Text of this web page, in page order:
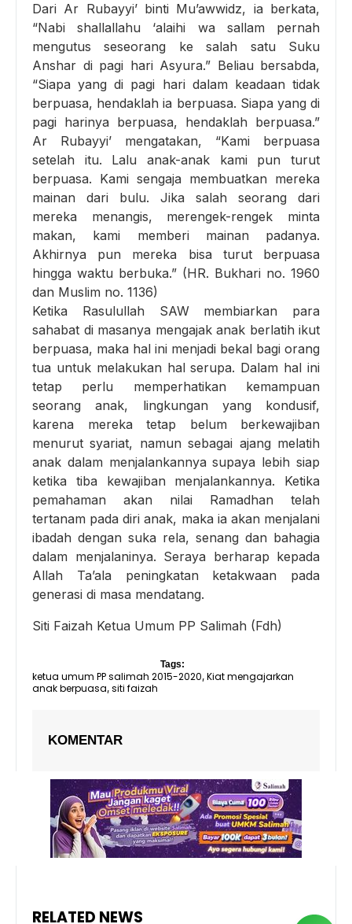
Dari Ar Rubayyi’ binti Mu’awwidz, ia berkata,
“Nabi shallallahu ‘alaihi wa sallam pernah
mengutus seseorang ke salah satu Suku
Anshar di pagi hari Asyura.” Beliau bersabda,
“Siapa yang di pagi hari dalam keadaan tidak
berpuasa, hendaklah ia berpuasa. Siapa yang di
pagi harinya berpuasa, hendaklah berpuasa.”
Ar Rubayyi’ mengatakan, “Kami berpuasa
setelah itu. Lalu anak-anak kami pun turut
berpuasa. Kami sengaja membuatkan mereka
mainan dari bulu. Jika salah seorang dari
mereka menangis, merengek-rengek minta
makan, kami memberi mainan padanya.
Akhirnya pun mereka bisa turut berpuasa
hingga waktu berbuka.” (HR. Bukhari no. 1960
dan Muslim no. 1136)
Ketika Rasulullah SAW membiarkan para
sahabat di masanya mengajak anak berlatih ikut
berpuasa, maka hal ini menjadi bekal bagi orang
tua untuk melakukan hal serupa. Dalam hal ini
tetap perlu memperhatikan kemampuan
seorang anak, lingkungan yang kondusif,
karena mereka tetap belum berkewajiban
menurut syariat, namun sebagai ajang melatih
anak dalam menjalankannya supaya lebih siap
ketika tiba kewajiban menjalankannya. Ketika
pemahaman akan nilai Ramadhan telah
tertanam pada diri anak, maka ia akan menjalani
ibadah dengan suka rela, senang dan bahagia
dalam menjalaninya. Seraya berharap kepada
Allah Ta’ala peningkatan ketakwaan pada
generasi di masa mendatang.
Siti Faizah Ketua Umum PP Salimah (Fdh)
Tags:
ketua umum PP salimah 2015-2020, Kiat mengajarkan
anak berpuasa, siti faizah
KOMENTAR
RELATED NEWS